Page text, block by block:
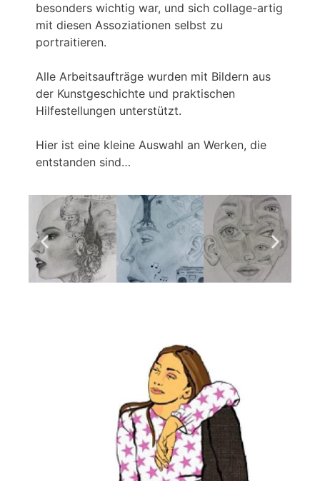
besonders wichtig war, und sich collage-artig
mit diesen Assoziationen selbst zu
portraitieren.
Alle Arbeitsaufträge wurden mit Bildern aus
der Kunstgeschichte und praktischen
Hilfestellungen unterstützt.
Hier ist eine kleine Auswahl an Werken, die
entstanden sind…